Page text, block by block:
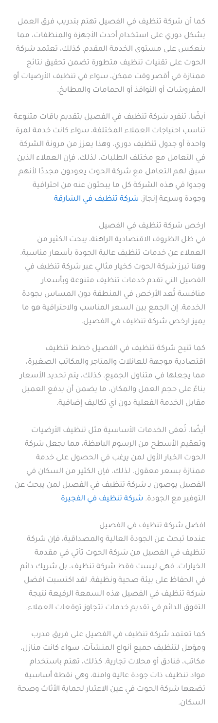
كما أن شركة تنظيف في الفصيل تهتم بتدريب فرق العمل
بشكل دوري على استخدام أحدث الأجهزة والمنظفات، مما
ينعكس على مستوى الخدمة المقدم. كذلك، تعتمد شركة
الحوت على تقنيات تنظيف متطورة تضمن تحقيق نتائج
ممتازة في أقصر وقت ممكن، سواء في تنظيف الأرضيات أو
المفروشات أو النوافذ أو الحمامات والمطابخ.
أيضًا، تنفرد شركة تنظيف في الفصيل بتقديم باقات متنوعة
تناسب احتياجات العملاء المختلفة، سواء كانت خدمة لمرة
واحدة أو جدول تنظيف دوري، وهذا يعزز من مرونة الشركة
في التعامل مع مختلف الطلبات. لذلك، فإن العملاء الذين
سبق لهم التعامل مع شركة الحوت يعودون مجددًا لأنهم
وجدوا في هذه الشركة كل ما يبحثون عنه من احترافية
وجودة وسرعة إنجاز. شركة تنظيف في الشارقة
ارخص شركة تنظيف في الفصيل
في ظل الظروف الاقتصادية الراهنة، يبحث الكثير من
العملاء عن خدمات تنظيف عالية الجودة بأسعار مناسبة.
وهنا تبرز شركة الحوت كخيار مثالي عبر شركة تنظيف في
الفصيل التي تقدم خدمات تنظيف متنوعة وبأسعار
منافسة تُعد الأرخص في المنطقة دون المساس بجودة
الخدمة. إن الجمع بين السعر المناسب والاحترافية هو ما
يميز ارخص شركة تنظيف في الفصيل.
كما تتيح شركة تنظيف في الفصيل خطط تنظيف
اقتصادية موجهة للعائلات والمتاجر والمكاتب الصغيرة،
مما يجعلها في متناول الجميع. كذلك، يتم تحديد الأسعار
بناءً على حجم العمل والمكان، ما يضمن أن يدفع العميل
مقابل الخدمة الفعلية دون أي تكاليف إضافية.
أيضًا، تُعفى الخدمات الأساسية مثل تنظيف الأرضيات
وتعقيم الأسطح من الرسوم الباهظة، مما يجعل شركة
الحوت الخيار الأول لمن يرغب في الحصول على خدمة
ممتازة بسعر معقول. لذلك، فإن الكثير من السكان في
الفصيل يوصون بـ شركة تنظيف في الفصيل لمن يبحث عن
التوفير مع الجودة. شركة تنظيف في الفجيرة
افضل شركة تنظيف في الفصيل
عندما تبحث عن الجودة العالية والمصداقية، فإن شركة
تنظيف في الفصيل من شركة الحوت تأتي في مقدمة
الخيارات. فهي ليست فقط شركة تنظيف، بل شريك دائم
في الحفاظ على بيئة صحية ونظيفة. لقد اكتسبت افضل
شركة تنظيف في الفصيل هذه السمعة الرفيعة نتيجة
التفوق الدائم في تقديم خدمات تتجاوز توقعات العملاء.
كما تعتمد شركة تنظيف في الفصيل على فريق مدرب
ومؤهل لتنظيف جميع أنواع المنشآت، سواء كانت منازل،
مكاتب، فنادق أو محلات تجارية. كذلك، تهتم باستخدام
مواد تنظيف ذات جودة عالية وآمنة، وهي نقطة أساسية
تضعها شركة الحوت في عين الاعتبار لحماية الأثاث وصحة
السكان.